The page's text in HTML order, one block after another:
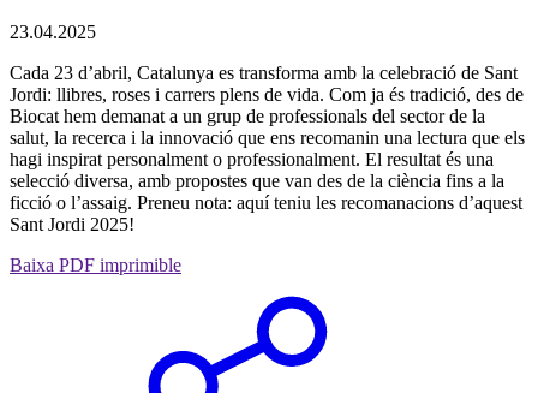
23.04.2025
Cada 23 d’abril, Catalunya es transforma amb la celebració de Sant
Jordi: llibres, roses i carrers plens de vida. Com ja és tradició, des de
Biocat hem demanat a un grup de professionals del sector de la
salut, la recerca i la innovació que ens recomanin una lectura que els
hagi inspirat personalment o professionalment. El resultat és una
selecció diversa, amb propostes que van des de la ciència fins a la
ficció o l’assaig. Preneu nota: aquí teniu les recomanacions d’aquest
Sant Jordi 2025!
Baixa PDF imprimible